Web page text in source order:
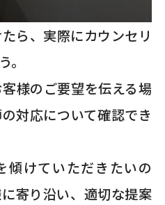
ら、実際にカウンセリ
。
様のご要望を伝える場
対応について確認でき
傾けていただきたいの
寄り沿い、適切な提案